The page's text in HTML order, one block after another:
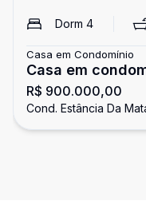
Dorm 4
Casa em Condomínio
Casa em
Estância Da
quarto(s) , 2
R$ 900.000,00
Cond. Estância Da